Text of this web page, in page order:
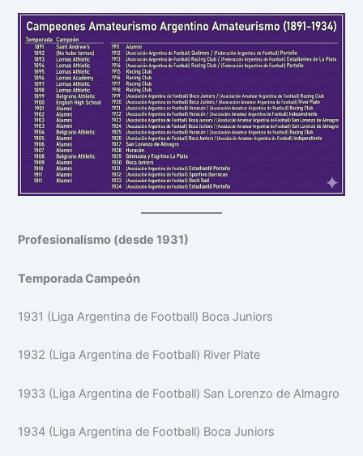
Profesionalismo (desde 1931)
Temporada Campeón
1931 (Liga Argentina de Football) Boca Juniors
1932 (Liga Argentina de Football) River Plate
1933 (Liga Argentina de Football) San Lorenzo de Almagro
1934 (Liga Argentina de Football) Boca Juniors